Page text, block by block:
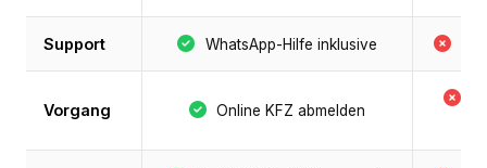
Support WhatsApp-Hilfe inklusive
Vorgang Online KFZ abmelden